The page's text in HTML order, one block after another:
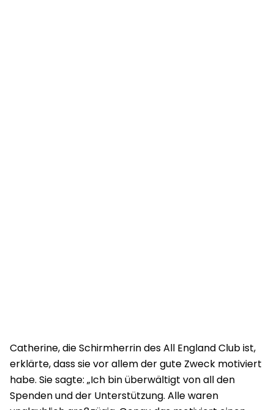
Catherine, die Schirmherrin des All England Club ist,
erklärte, dass sie vor allem der gute Zweck motiviert
habe. Sie sagte: „Ich bin überwältigt von all den
Spenden und der Unterstützung. Alle waren